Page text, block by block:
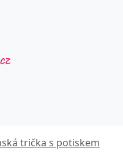
trička s potiskem